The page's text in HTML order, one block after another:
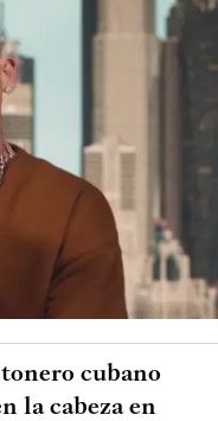
cubano
la cabeza en